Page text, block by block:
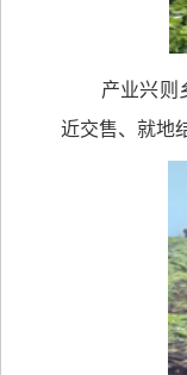
产业兴则
近交售、就地